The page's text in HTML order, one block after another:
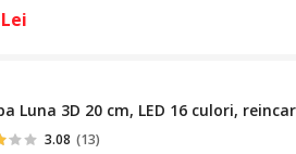
Lei
Luna 3D 20 cm, LED 16 culori,
3.08 (13)